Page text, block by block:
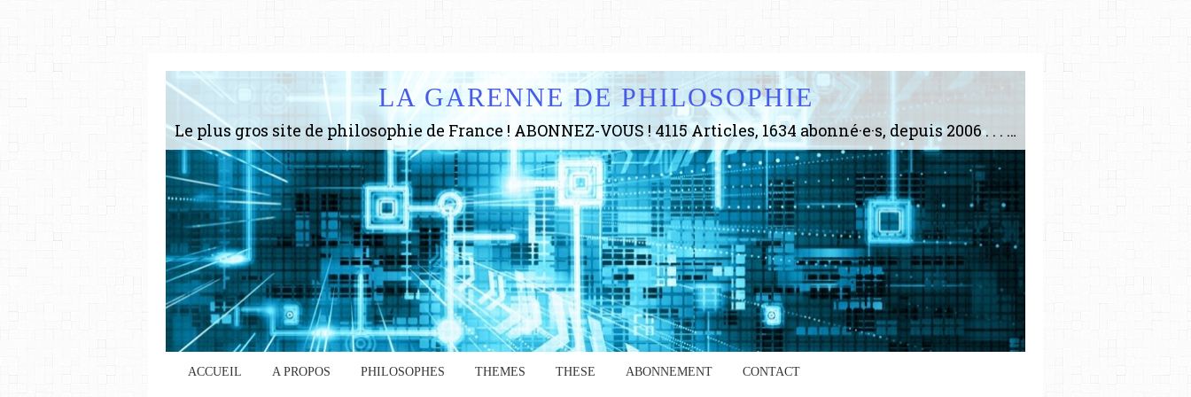
LA GARENNE DE PHILOSOPHIE
Le plus gros site de philosophie de France ! ABONNEZ-VOUS ! 4115 Articles, 1634 abonné·e·s, depuis 2006 . . . . . . . . 2 852 214 pages vues jusqu'à présent. Prestance et être apte à un plus grand nombre de choses.
ACCUEIL A PROPOS PHILOSOPHES THEMES THESE ABONNEMENT CONTACT